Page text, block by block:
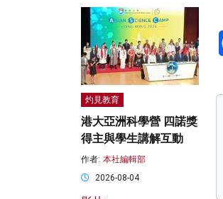
灼見教育
港大亞洲科學營 四諾獎
得主與學生講解互動
作者: 本社編輯部
2026-08-04